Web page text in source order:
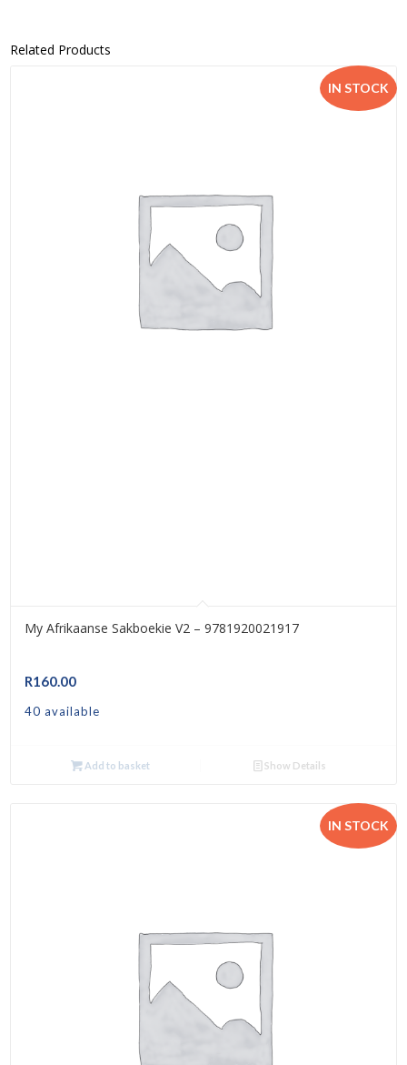
Related Products
IN STOCK
My Afrikaanse Sakboekie V2 – 9781920021917
R160.00
40 available
Add to basket Show Details
IN STOCK